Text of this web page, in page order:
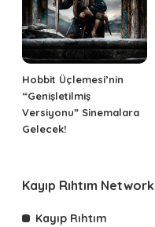
Hobbit Üçlemesi’nin
“Genişletilmiş
Versiyonu” Sinemalara
Gelecek!
Kayıp Rıhtım Network
Kayıp Rıhtım